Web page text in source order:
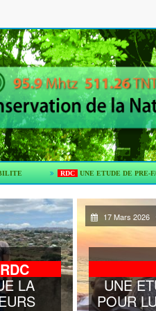
RDC UNE ETUDE DE PRE-FAISABILITE
LA
17 Mars 2026
UNE
POUR